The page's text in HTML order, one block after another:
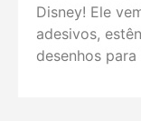
Disney! Ele
adesivos,
desenhos